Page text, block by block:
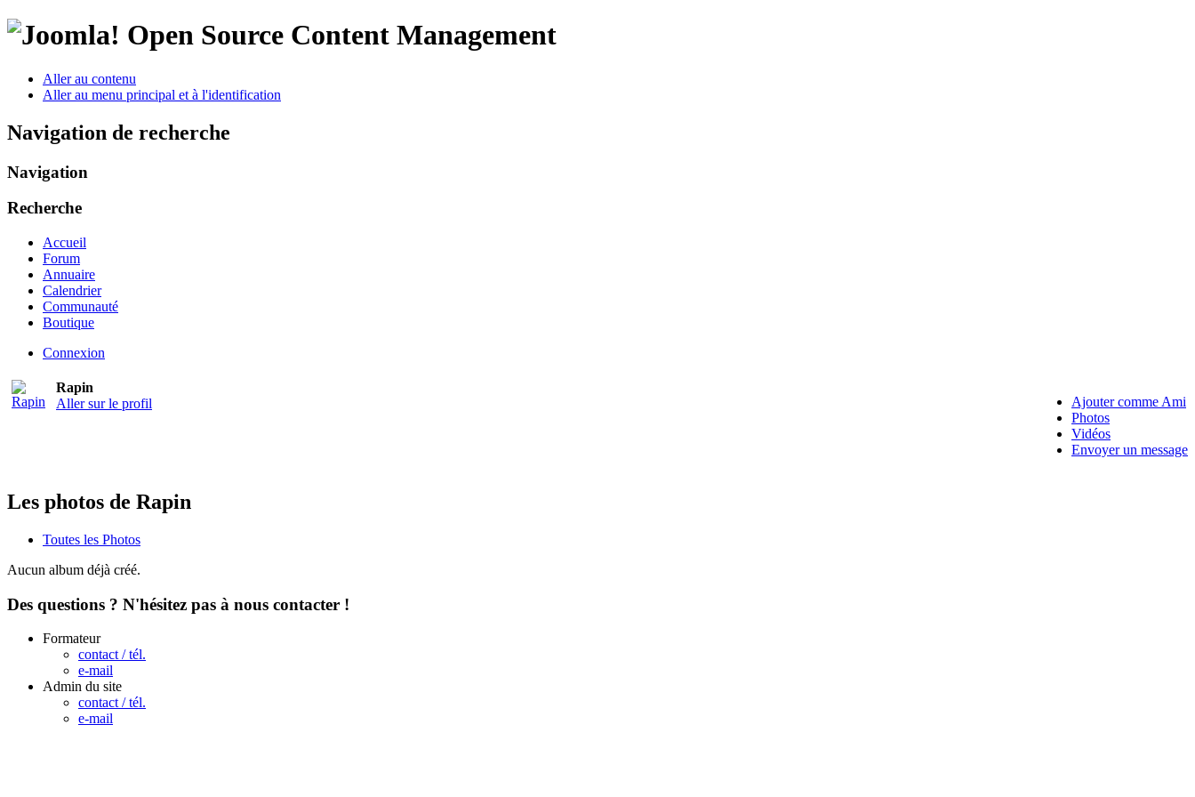
Open Source Content Management
Aller au contenu
Aller au menu principal et à l'identification
Navigation de recherche
Navigation
Recherche
Accueil
Forum
Annuaire
Calendrier
Communauté
Boutique
Connexion
Rapin
Aller sur le profil
Ajouter comme Ami
Photos
Vidéos
Envoyer un message
Les photos de Rapin
Toutes les Photos
Aucun album déjà créé.
Des questions ? N'hésitez pas à nous contacter !
Formateur
contact / tél.
e-mail
Admin du site
contact / tél.
e-mail